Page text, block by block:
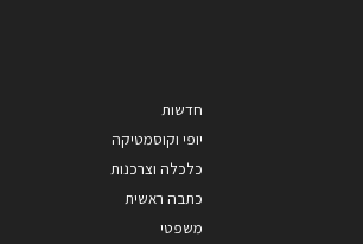
חדשות
יופי וקוסמטיקה
כלכלה וצרכנות
כתבה ראשית
משפטי